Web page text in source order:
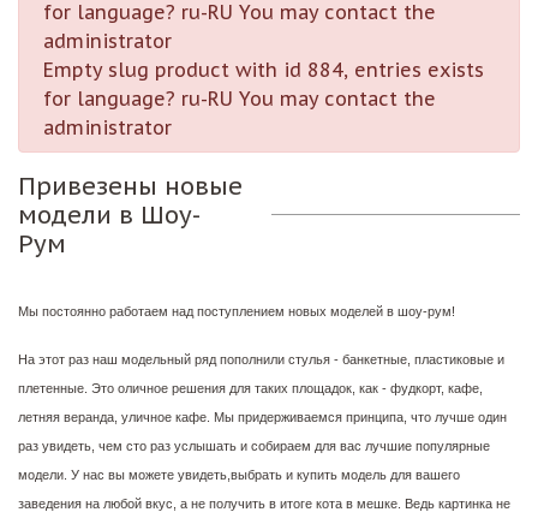
for language? ru-RU You may contact the
administrator
Empty slug product with id 884, entries exists
for language? ru-RU You may contact the
administrator
Привезены новые
модели в Шоу-
Рум
Мы постоянно работаем над поступлением новых моделей в шоу-рум!
На этот раз наш модельный ряд пополнили стулья - банкетные, пластиковые и
плетенные. Это оличное решения для таких площадок, как - фудкорт, кафе,
летняя веранда, уличное кафе. Мы придерживаемся принципа, что лучше один
раз увидеть, чем сто раз услышать и собираем для вас лучшие популярные
модели. У нас вы можете увидеть,выбрать и купить модель для вашего
заведения на любой вкус, а не получить в итоге кота в мешке. Ведь картинка не